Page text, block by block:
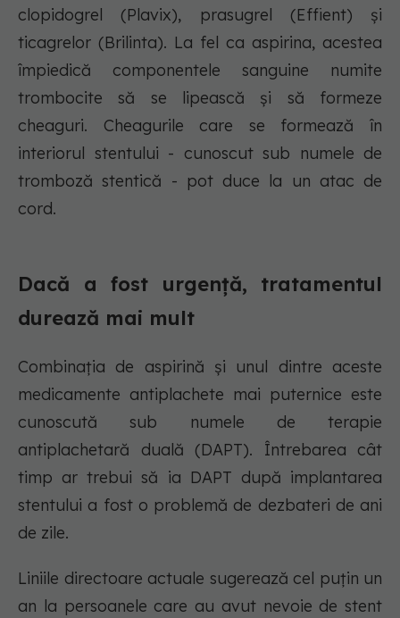
clopidogrel (Plavix), prasugrel (Effient) și
ticagrelor (Brilinta). La fel ca aspirina, acestea
împiedică componentele sanguine numite
trombocite să se lipească și să formeze
cheaguri. Cheagurile care se formează în
interiorul stentului - cunoscut sub numele de
tromboză stentică - pot duce la un atac de
cord.
Dacă a fost urgență, tratamentul
durează mai mult
Combinația de aspirină și unul dintre aceste
medicamente antiplachete mai puternice este
cunoscută sub numele de terapie
antiplachetară duală (DAPT). Întrebarea cât
timp ar trebui să ia DAPT după implantarea
stentului a fost o problemă de dezbateri de ani
de zile.
Liniile directoare actuale sugerează cel puțin un
an la persoanele care au avut nevoie de stent